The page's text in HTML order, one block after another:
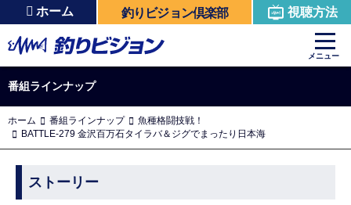
ホーム 釣りビジョン倶楽部 視聴方法
メニュー
番組ラインナップ
ホーム 番組ラインナップ
魚種格闘技戦！
BATTLE-279 金沢百万石タイラバ＆ジグでまったり日本海
ストーリー